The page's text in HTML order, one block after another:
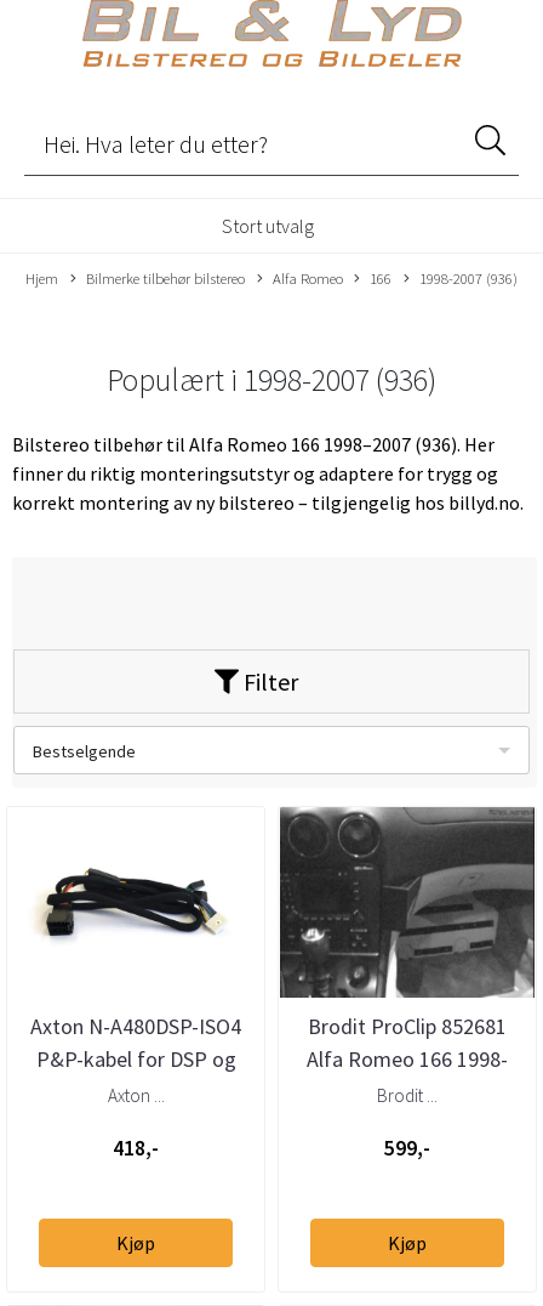
Stort utvalg
Hjem Bilmerke tilbehør bilstereo Alfa Romeo 166 1998-2007 (936)
Populært i 1998-2007 (936)
Bilstereo tilbehør til Alfa Romeo 166 1998–2007 (936). Her
finner du riktig monteringsutstyr og adaptere for trygg og
korrekt montering av ny bilstereo – tilgjengelig hos billyd.no.
Filter
Bestselgende
Axton N-A480DSP-ISO4
P&P-kabel for DSP og
forsterker
Axton ...
418,-
Kjøp
Brodit ProClip 852681
Alfa Romeo 166 1998-
2007 Vinklet
Brodit ...
599,-
Kjøp